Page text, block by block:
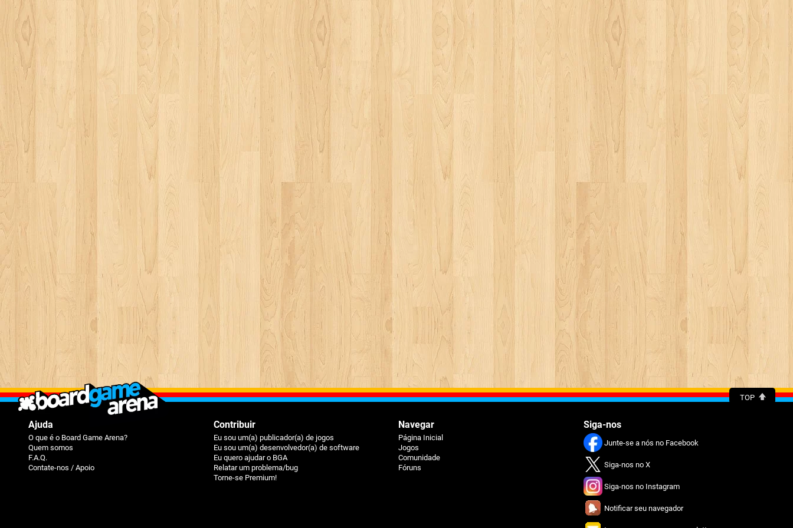
TOP
Ajuda
O que é o Board Game Arena?
Quem somos
F.A.Q.
Contate-nos / Apoio
Contribuir
Eu sou um(a) publicador(a) de jogos
Eu sou um(a) desenvolvedor(a) de software
Eu quero ajudar o BGA
Relatar um problema/bug
Torne-se Premium!
Navegar
Página Inicial
Jogos
Comunidade
Fóruns
Siga-nos
Junte-se a nós no Facebook
Siga-nos no X
Siga-nos no Instagram
Notificar seu navegador